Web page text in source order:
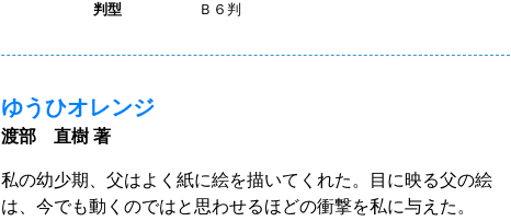
判型 Ｂ６判
ゆうひオレンジ
渡部 直樹 著
私の幼少期、父はよく紙に絵を描いてくれた。目に映る父の絵
は、今でも動くのではと思わせるほどの衝撃を私に与えた。